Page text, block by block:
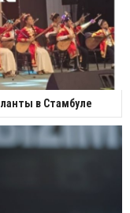
в Стамбуле